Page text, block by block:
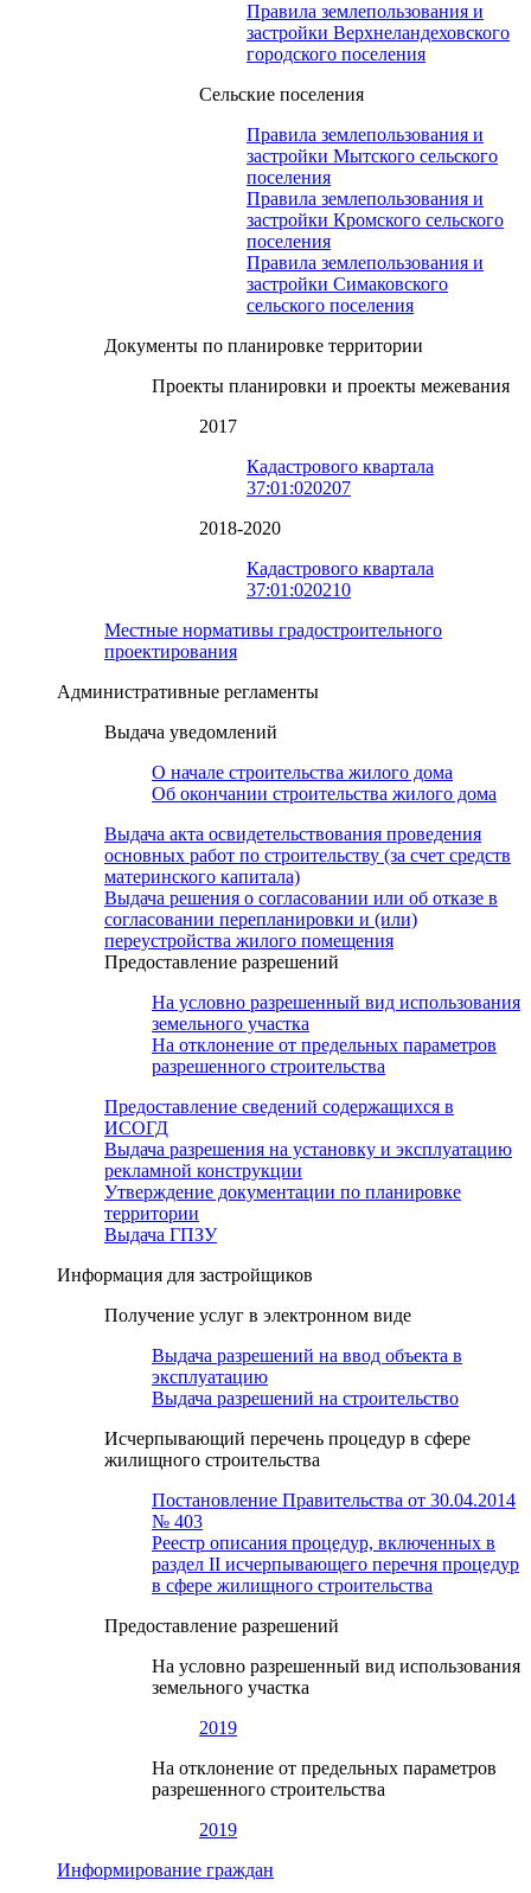
Правила землепользования и
застройки Верхнеландеховского
городского поселения
Сельские поселения
Правила землепользования и
застройки Мытского сельского
поселения
Правила землепользования и
застройки Кромского сельского
поселения
Правила землепользования и
застройки Симаковского
сельского поселения
Документы по планировке территории
Проекты планировки и проекты межевания
2017
Кадастрового квартала
37:01:020207
2018-2020
Кадастрового квартала
37:01:020210
Местные нормативы градостроительного
проектирования
Административные регламенты
Выдача уведомлений
О начале строительства жилого дома
Об окончании строительства жилого дома
Выдача акта освидетельствования проведения
основных работ по строительству (за счет средств
материнского капитала)
Выдача решения о согласовании или об отказе в
согласовании перепланировки и (или)
переустройства жилого помещения
Предоставление разрешений
На условно разрешенный вид использования
земельного участка
На отклонение от предельных параметров
разрешенного строительства
Предоставление сведений содержащихся в
ИСОГД
Выдача разрешения на установку и эксплуатацию
рекламной конструкции
Утверждение документации по планировке
территории
Выдача ГПЗУ
Информация для застройщиков
Получение услуг в электронном виде
Выдача разрешений на ввод объекта в
эксплуатацию
Выдача разрешений на строительство
Исчерпывающий перечень процедур в сфере
жилищного строительства
Постановление Правительства от 30.04.2014
№ 403
Реестр описания процедур, включенных в
раздел II исчерпывающего перечня процедур
в сфере жилищного строительства
Предоставление разрешений
На условно разрешенный вид использования
земельного участка
2019
На отклонение от предельных параметров
разрешенного строительства
2019
Информирование граждан